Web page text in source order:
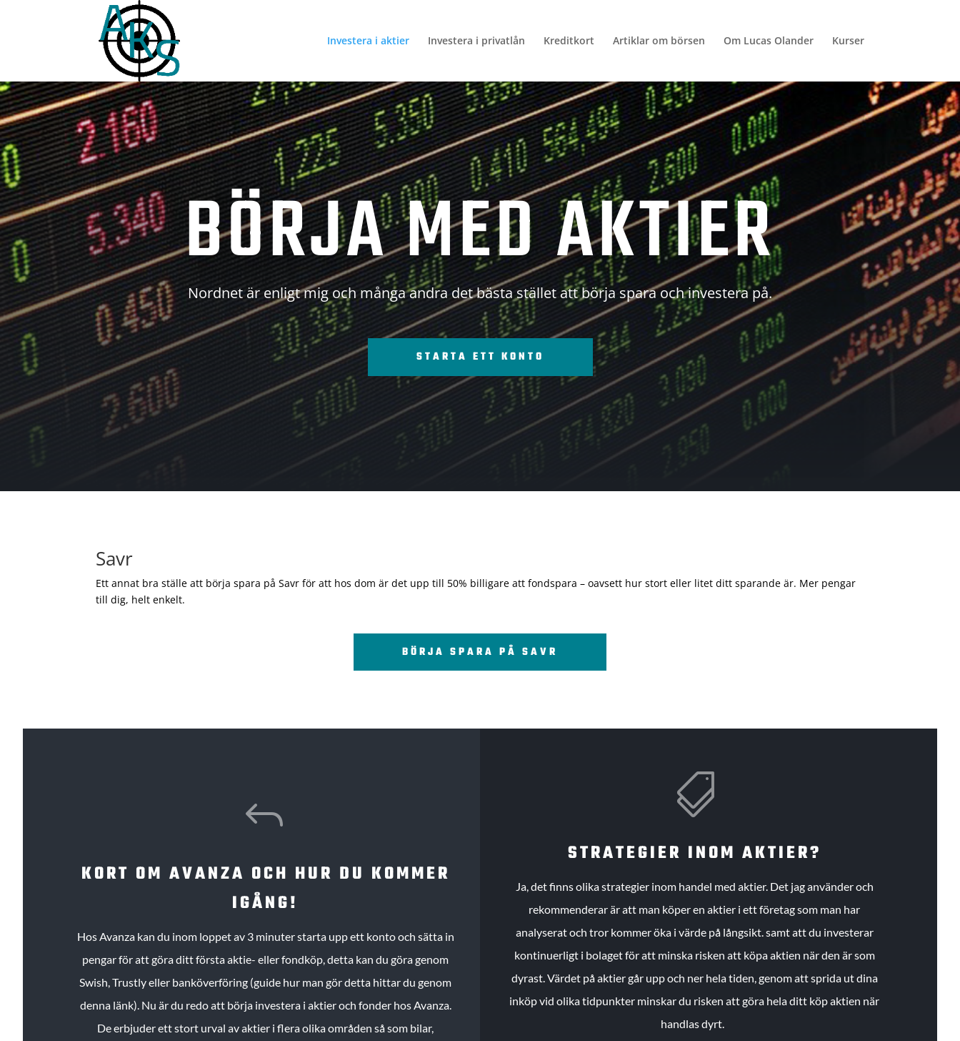
Investera i aktier Investera i privatlån Kreditkort Artiklar om börsen Om Lucas Olander Kurser
BÖRJA MED AKTIER
Nordnet är enligt mig och många andra det bästa stället att börja spara och investera på.
STARTA ETT KONTO
Savr
Ett annat bra ställe att börja spara på Savr för att hos dom är det upp till 50% billigare att fondspara – oavsett hur stort eller litet ditt sparande är. Mer pengar
till dig, helt enkelt.
BÖRJA SPARA PÅ SAVR
J
KORT OM AVANZA OCH HUR DU KOMMER
IGÅNG!
Hos Avanza kan du inom loppet av 3 minuter starta upp ett konto och sätta in
pengar för att göra ditt första aktie- eller fondköp, detta kan du göra genom
Swish, Trustly eller banköverföring (guide hur man gör detta hittar du genom
denna länk). Nu är du redo att börja investera i aktier och fonder hos Avanza.
De erbjuder ett stort urval av aktier i flera olika områden så som bilar,

STRATEGIER INOM AKTIER?
Ja, det finns olika strategier inom handel med aktier. Det jag använder och
rekommenderar är att man köper en aktier i ett företag som man har
analyserat och tror kommer öka i värde på långsikt. samt att du investerar
kontinuerligt i bolaget för att minska risken att köpa aktien när den är som
dyrast. Värdet på aktier går upp och ner hela tiden, genom att sprida ut dina
inköp vid olika tidpunkter minskar du risken att göra hela ditt köp aktien när
handlas dyrt.